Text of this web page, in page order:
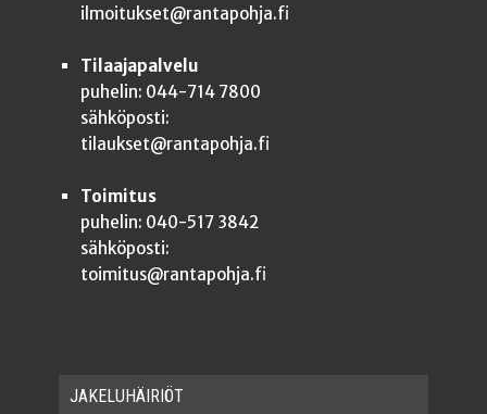
ilmoitukset@rantapohja.fi
Tilaajapalvelu
puhelin: 044-714 7800
sähköposti:
tilaukset@rantapohja.fi
Toimitus
puhelin: 040-517 3842
sähköposti:
toimitus@rantapohja.fi
JAKE­LU­HÄI­RIÖT